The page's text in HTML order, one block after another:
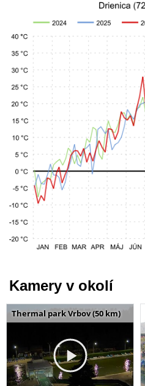
Kamery v okolí
Thermal park Vrbov (50 km)